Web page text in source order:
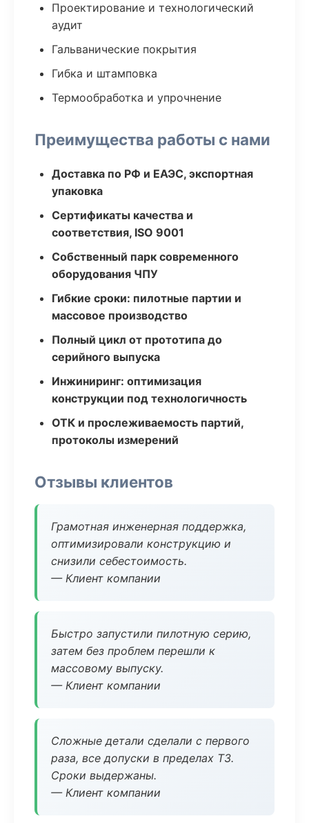
Проектирование и технологический
аудит
Гальванические покрытия
Гибка и штамповка
Термообработка и упрочнение
Преимущества работы с нами
Доставка по РФ и ЕАЭС, экспортная
упаковка
Сертификаты качества и
соответствия, ISO 9001
Собственный парк современного
оборудования ЧПУ
Гибкие сроки: пилотные партии и
массовое производство
Полный цикл от прототипа до
серийного выпуска
Инжиниринг: оптимизация
конструкции под технологичность
ОТК и прослеживаемость партий,
протоколы измерений
Отзывы клиентов
Грамотная инженерная поддержка,
оптимизировали конструкцию и
снизили себестоимость.
— Клиент компании
Быстро запустили пилотную серию,
затем без проблем перешли к
массовому выпуску.
— Клиент компании
Сложные детали сделали с первого
раза, все допуски в пределах ТЗ.
Сроки выдержаны.
— Клиент компании